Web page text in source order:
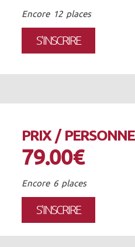
Encore 12 places
S'INSCRIRE
PRIX / PERSONNE
79.00€
Encore 6 places
S'INSCRIRE